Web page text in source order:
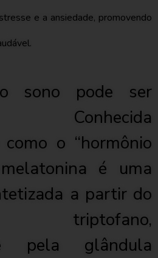
e a ansiedade, promovendo
sono pode ser
Conhecida
o “hormônio
é uma
a partir do
triptofano,
pela glândula